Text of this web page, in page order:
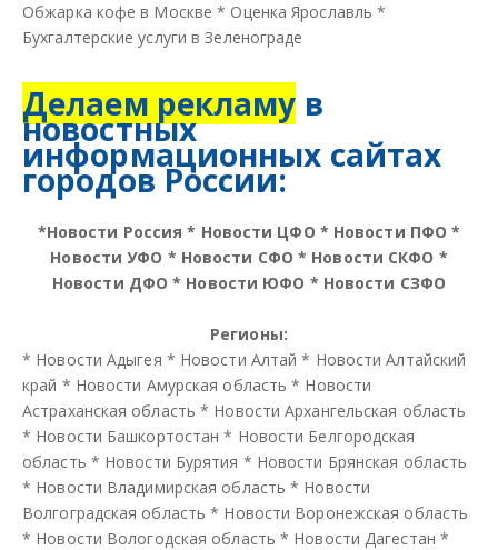
Обжарка кофе в Москве * Оценка Ярославль *
Бухгалтерские услуги в Зеленограде
Делаем рекламу в
новостных
информационных сайтах
городов России:
*Новости Россия * Новости ЦФО * Новости ПФО *
Новости УФО * Новости СФО * Новости СКФО *
Новости ДФО * Новости ЮФО * Новости СЗФО
Регионы:
* Новости Адыгея * Новости Алтай * Новости Алтайский
край * Новости Амурская область * Новости
Астраханская область * Новости Архангельская область
* Новости Башкортостан * Новости Белгородская
область * Новости Бурятия * Новости Брянская область
* Новости Владимирская область * Новости
Волгоградская область * Новости Воронежская область
* Новости Вологодская область * Новости Дагестан *